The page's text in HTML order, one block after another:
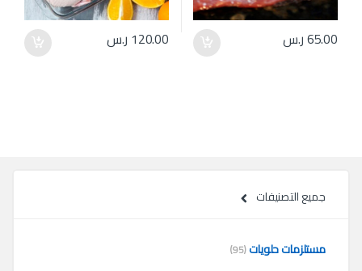
65.00ر.س 120.00 ر.س
جميع التصنيفات
مستلزمات حلويات(95)